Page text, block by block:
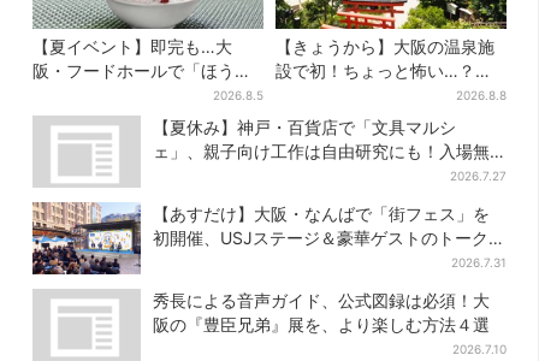
【夏イベント】即完も…大
阪・フードホールで「ほうせ
き箱」の“限定かき氷”が復
活！一夜限りの盆踊りも
2026.8.5
【きょうから】大阪の温泉施
設で初！ちょっと怖い…？体
験型イベント、限定グルメ＆
盆踊りも
2026.8.8
【夏休み】神戸・百貨店で「文具マルシ
ェ」、親子向け工作は自由研究にも！入場無
2026.7.27
【あすだけ】大阪・なんばで「街フェス」を
初開催、USJステージ＆豪華ゲストのトークシ
2026.7.31
秀長による音声ガイド、公式図録は必須！大
阪の『豊臣兄弟』展を、より楽しむ方法４選
2026.7.10